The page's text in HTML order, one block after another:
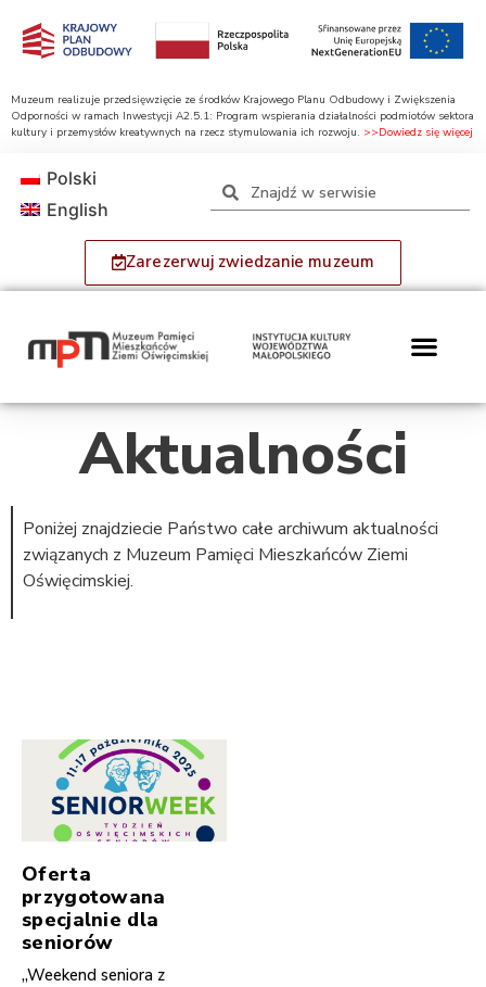
Muzeum realizuje przedsięwzięcie ze środków Krajowego Planu Odbudowy i Zwiększenia
Odporności w ramach Inwestycji A2.5.1: Program wspierania działalności podmiotów sektora
kultury i przemysłów kreatywnych na rzecz stymulowania ich rozwoju. >>Dowiedz się więcej
Zarezerwuj zwiedzanie muzeum
Polski
English
Aktualności
Poniżej znajdziecie Państwo całe archiwum aktualności
związanych z Muzeum Pamięci Mieszkańców Ziemi
Oświęcimskiej.
Oferta
przygotowana
specjalnie dla
seniorów
„Weekend seniora z